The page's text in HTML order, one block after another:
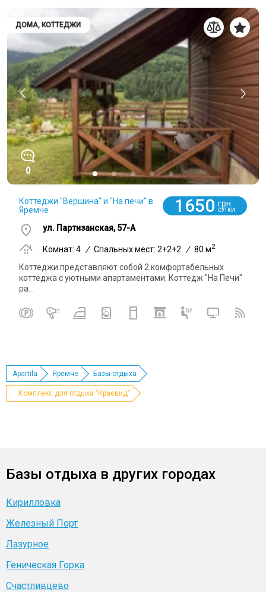
ДОМА, КОТТЕДЖИ
0
Коттеджи "Вершина" и "На печи" в
Яремче
1650 грн
СУТКИ
ул. Партизанская, 57-А
Комнат: 4 / Спальных мест: 2+2+2 / 80 м2
Коттеджи представляют собой 2 комфортабельных
коттеджа с уютными апартаментами. Коттедж "На Печи"
ра...
Apartila Яремче Базы отдыха
Комплекс для отдыха "Краєвид"
Базы отдыха в других городах
Кирилловка
Железный Порт
Лазурное
Геническая Горка
Счастливцево